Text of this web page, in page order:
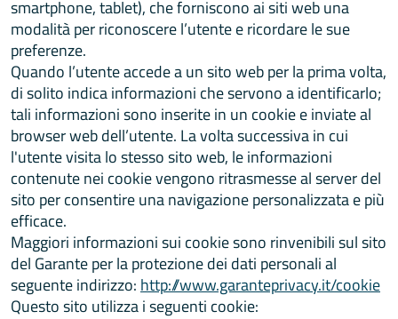
smartphone, tablet), che forniscono ai siti web una
modalità per riconoscere l’utente e ricordare le sue
preferenze.
Quando l’utente accede a un sito web per la prima volta,
di solito indica informazioni che servono a identificarlo;
tali informazioni sono inserite in un cookie e inviate al
browser web dell’utente. La volta successiva in cui
l'utente visita lo stesso sito web, le informazioni
contenute nei cookie vengono ritrasmesse al server del
sito per consentire una navigazione personalizzata e più
efficace.
Maggiori informazioni sui cookie sono rinvenibili sul sito
del Garante per la protezione dei dati personali al
seguente indirizzo: http://www.garanteprivacy.it/cookie
Questo sito utilizza i seguenti cookie: